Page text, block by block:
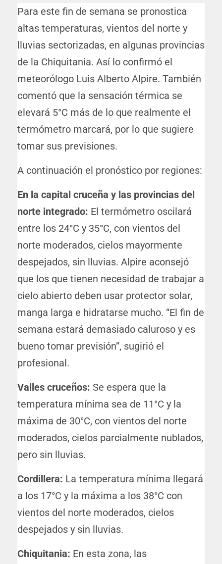
Para este fin de semana se pronostica
altas temperaturas, vientos del norte y
lluvias sectorizadas, en algunas provincias
de la Chiquitania. Así lo confirmó el
meteorólogo Luis Alberto Alpire. También
comentó que la sensación térmica se
elevará 5°C más de lo que realmente el
termómetro marcará, por lo que sugiere
tomar sus previsiones.
A continuación el pronóstico por regiones:
En la capital cruceña y las provincias del
norte integrado: El termómetro oscilará
entre los 24°C y 35°C, con vientos del
norte moderados, cielos mayormente
despejados, sin lluvias. Alpire aconsejó
que los que tienen necesidad de trabajar a
cielo abierto deben usar protector solar,
manga larga e hidratarse mucho. “El fin de
semana estará demasiado caluroso y es
bueno tomar previsión”, sugirió el
profesional.
Valles cruceños: Se espera que la
temperatura mínima sea de 11°C y la
máxima de 30°C, con vientos del norte
moderados, cielos parcialmente nublados,
pero sin lluvias.
Cordillera: La temperatura mínima llegará
a los 17°C y la máxima a los 38°C con
vientos del norte moderados, cielos
despejados y sin lluvias.
Chiquitania: En esta zona, las